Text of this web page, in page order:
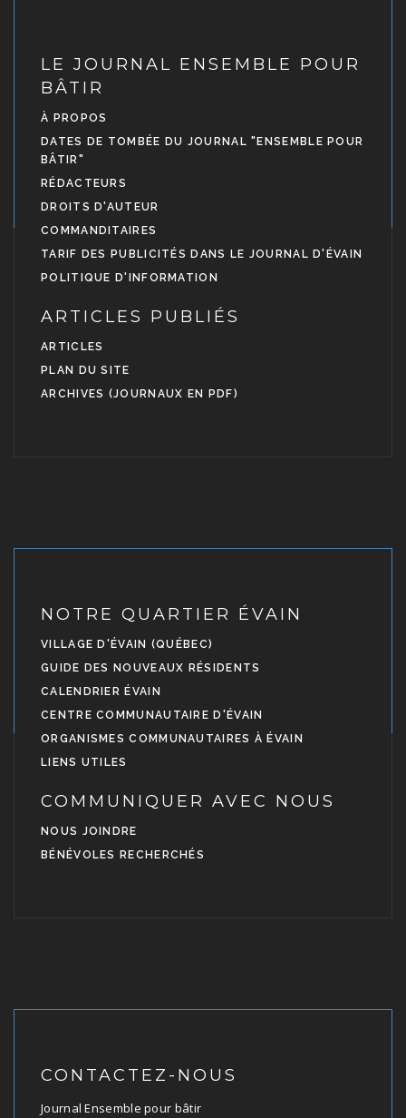
LE JOURNAL ENSEMBLE POUR
BÂTIR
À PROPOS
DATES DE TOMBÉE DU JOURNAL "ENSEMBLE POUR
BÂTIR"
RÉDACTEURS
DROITS D'AUTEUR
COMMANDITAIRES
TARIF DES PUBLICITÉS DANS LE JOURNAL D'ÉVAIN
POLITIQUE D'INFORMATION
ARTICLES PUBLIÉS
ARTICLES
PLAN DU SITE
ARCHIVES (JOURNAUX EN PDF)
NOTRE QUARTIER ÉVAIN
VILLAGE D'ÉVAIN (QUÉBEC)
GUIDE DES NOUVEAUX RÉSIDENTS
CALENDRIER ÉVAIN
CENTRE COMMUNAUTAIRE D'ÉVAIN
ORGANISMES COMMUNAUTAIRES À ÉVAIN
LIENS UTILES
COMMUNIQUER AVEC NOUS
NOUS JOINDRE
BÉNÉVOLES RECHERCHÉS
CONTACTEZ-NOUS
Journal Ensemble pour bâtir